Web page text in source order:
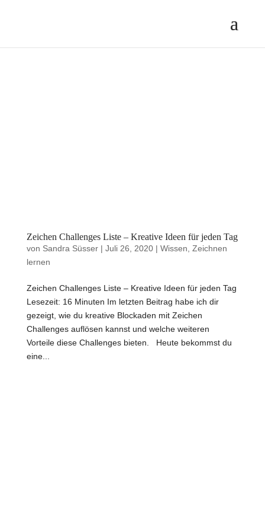
Zeichen Challenges Liste – Kreative Ideen für jeden Tag
von Sandra Süsser| Juli 26, 2020| Wissen Zeichnen
lernen
Zeichen Challenges Liste – Kreative Ideen für jeden Tag
Lesezeit: 16 Minuten Im letzten Beitrag habe ich dir
gezeigt, wie du kreative Blockaden mit Zeichen
Challenges auflösen kannst und welche weiteren
Vorteile diese Challenges bieten. Heute bekommst du
eine...